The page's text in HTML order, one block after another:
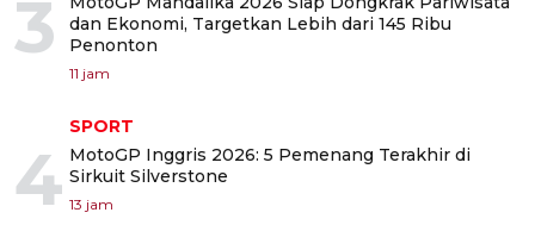
3
dan Ekonomi, Targetkan Lebih dari 145 Ribu
Penonton
11 jam
4
SPORT
MotoGP Inggris 2026: 5 Pemenang Terakhir di
Sirkuit Silverstone
13 jam